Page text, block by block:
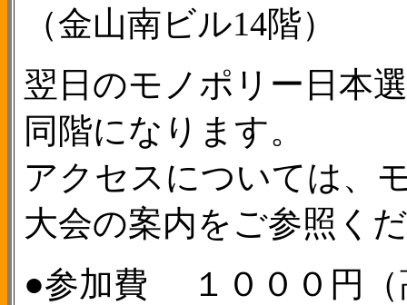
（金山南ビル14階）
翌日のモノポリー日本
同階になります。
アクセスについては、
大会の案内をご参照く
●参加費 １０００円（